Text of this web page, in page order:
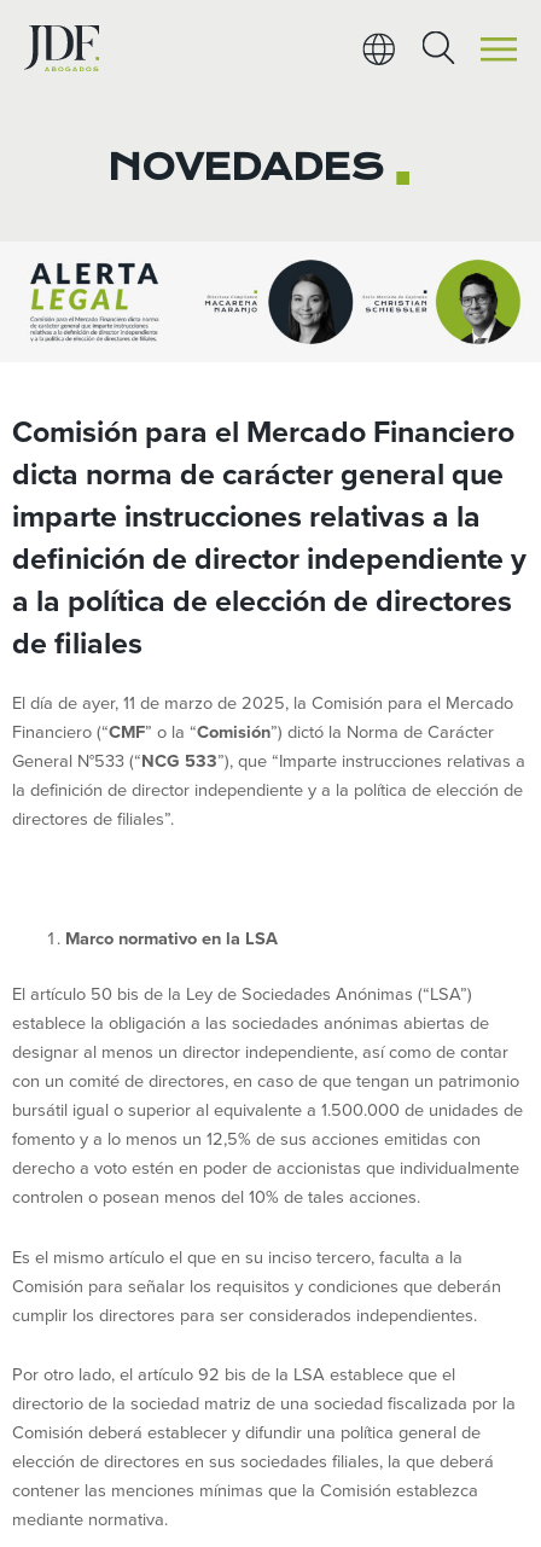
contenido
NOVEDADES ■
Comisión para el Mercado Financiero
dicta norma de carácter general que
imparte instrucciones relativas a la
definición de director independiente y
a la política de elección de directores
de filiales
El día de ayer, 11 de marzo de 2025, la Comisión para el Mercado
Financiero (“CMF” o la “Comisión”) dictó la Norma de Carácter
General N°533 (“NCG 533”), que “Imparte instrucciones relativas a
la definición de director independiente y a la política de elección de
directores de filiales”.
Marco normativo en la LSA
El artículo 50 bis de la Ley de Sociedades Anónimas (“LSA”)
establece la obligación a las sociedades anónimas abiertas de
designar al menos un director independiente, así como de contar
con un comité de directores, en caso de que tengan un patrimonio
bursátil igual o superior al equivalente a 1.500.000 de unidades de
fomento y a lo menos un 12,5% de sus acciones emitidas con
derecho a voto estén en poder de accionistas que individualmente
controlen o posean menos del 10% de tales acciones.
Es el mismo artículo el que en su inciso tercero, faculta a la
Comisión para señalar los requisitos y condiciones que deberán
cumplir los directores para ser considerados independientes.
Por otro lado, el artículo 92 bis de la LSA establece que el
directorio de la sociedad matriz de una sociedad fiscalizada por la
Comisión deberá establecer y difundir una política general de
elección de directores en sus sociedades filiales, la que deberá
contener las menciones mínimas que la Comisión establezca
mediante normativa.